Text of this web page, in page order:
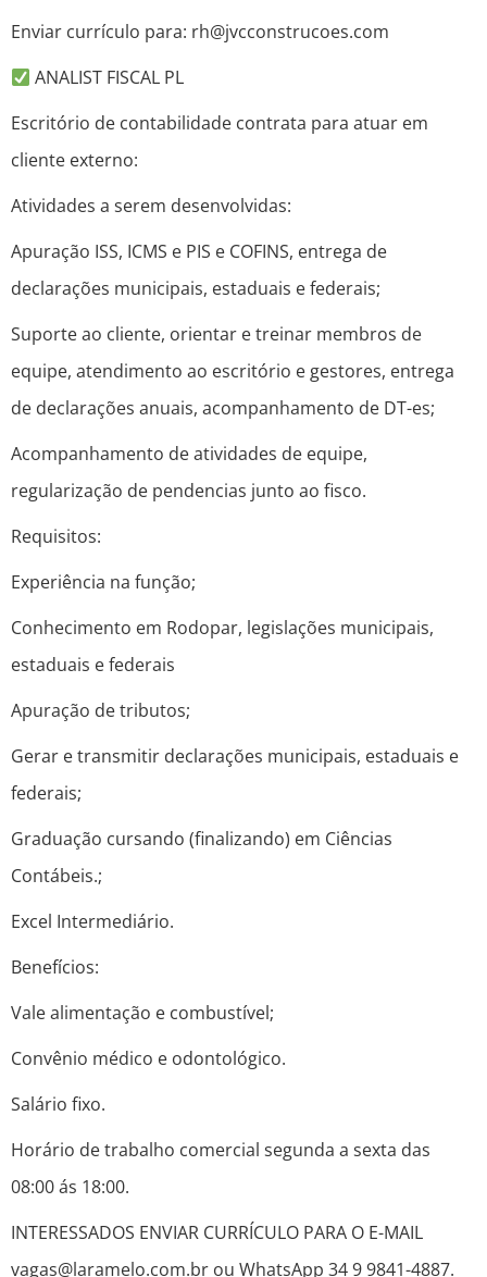
Enviar currículo para: rh@jvcconstrucoes.com
ANALIST FISCAL PL
Escritório de contabilidade contrata para atuar em
cliente externo:
Atividades a serem desenvolvidas:
Apuração ISS, ICMS e PIS e COFINS, entrega de
declarações municipais, estaduais e federais;
Suporte ao cliente, orientar e treinar membros de
equipe, atendimento ao escritório e gestores, entrega
de declarações anuais, acompanhamento de DT-es;
Acompanhamento de atividades de equipe,
regularização de pendencias junto ao fisco.
Requisitos:
Experiência na função;
Conhecimento em Rodopar, legislações municipais,
estaduais e federais
Apuração de tributos;
Gerar e transmitir declarações municipais, estaduais e
federais;
Graduação cursando (finalizando) em Ciências
Contábeis.;
Excel Intermediário.
Benefícios:
Vale alimentação e combustível;
Convênio médico e odontológico.
Salário fixo.
Horário de trabalho comercial segunda a sexta das
08:00 ás 18:00.
INTERESSADOS ENVIAR CURRÍCULO PARA O E-MAIL
vagas@laramelo.com.br ou WhatsApp 34 9 9841-4887.